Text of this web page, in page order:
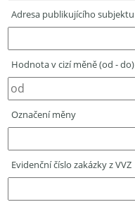
Adresa publikujícího subjektu
Hodnota v cizí měně (od - do)
Označení měny
Evidenční číslo zakázky z VVZ